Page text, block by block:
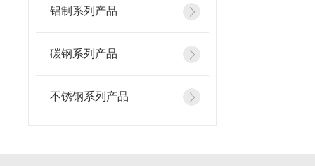
铝制系列产品
碳钢系列产品
不锈钢系列产品